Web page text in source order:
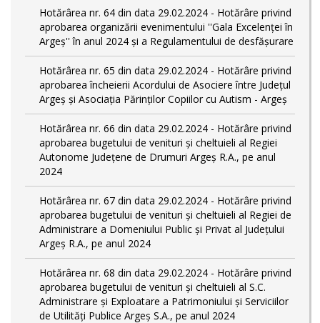
Hotărârea nr. 64 din data 29.02.2024 - Hotărâre privind
aprobarea organizării evenimentului ''Gala Excelenței în
Argeș'' în anul 2024 și a Regulamentului de desfășurare
Hotărârea nr. 65 din data 29.02.2024 - Hotărâre privind
aprobarea încheierii Acordului de Asociere între Județul
Argeș și Asociația Părinților Copiilor cu Autism - Argeș
Hotărârea nr. 66 din data 29.02.2024 - Hotărâre privind
aprobarea bugetului de venituri și cheltuieli al Regiei
Autonome Județene de Drumuri Argeș R.A., pe anul
2024
Hotărârea nr. 67 din data 29.02.2024 - Hotărâre privind
aprobarea bugetului de venituri și cheltuieli al Regiei de
Administrare a Domeniului Public și Privat al Județului
Argeș R.A., pe anul 2024
Hotărârea nr. 68 din data 29.02.2024 - Hotărâre privind
aprobarea bugetului de venituri și cheltuieli al S.C.
Administrare și Exploatare a Patrimoniului și Serviciilor
de Utilități Publice Argeș S.A., pe anul 2024